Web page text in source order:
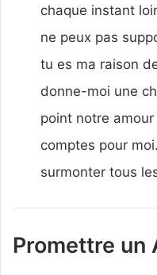
chaque instant
ne peux pas
tu es ma raison
donne-moi une
point notre
comptes pour
surmonter tous
Promettre un